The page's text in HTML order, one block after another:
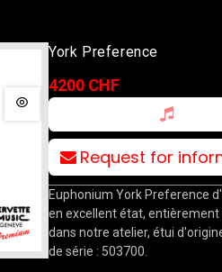
York Preference
4200 CHF
Request for
Euphonium York Preference
en excellent état, entièrement
dans notre atelier, étui
de série : 503700.